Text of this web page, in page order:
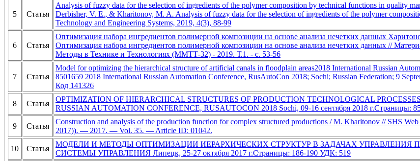
5 Статья
Analysis of fuzzy data for the selection of ingredients of the polymer composition by technical functions in quality
Derbisher, V. E., & Kharitonov, M. A. Analysis of fuzzy data for the selection of ingredients of the polymer
Technology and Engineering Systems, 2019, 4(3), 88-99
6 Статья
Оптимизация набора ингредиентов полимерной композиции на основе анализа нечетких данных
Оптимизация набора ингредиентов полимерной композиции на основе анализа нечетких данных //
Методы в Технике и Технологиях (ММТТ-32) - 2019. Т.1. - c. 53-56
7 Статья
Model for optimizing the hierarchical structure of artificial canals in floodplain areas2018 International Russian
8501659 2018 International Russian Automation Conference, RusAutoCon 2018; Sochi; Russian Federation; 9
Код 141326
8 Статья
OPTIMIZATION OF HIERARCHICAL STRUCTURES OF PRODUCTION TECHNOLOGICAL
RUSSIAN AUTOMATION CONFERENCE, RUSAUTOCON 2018 Sochi, 09-16 сентября 2018 г.Страницы:
9 Статья
Construction and analysis of the production function for complex structured productions / M. Kharitonov // SHS
2017)). — 2017. — Vol. 35. — Article ID: 01042.
10 Статья
МОДЕЛИ И МЕТОДЫ ОПТИМИЗАЦИИ ИЕРАРХИЧЕСКИХ СТРУКТУР В ЗАДАЧАХ
СИСТЕМЫ УПРАВЛЕНИЯ Липецк, 25-27 октября 2017 г.Страницы: 186-190 УДК: 519